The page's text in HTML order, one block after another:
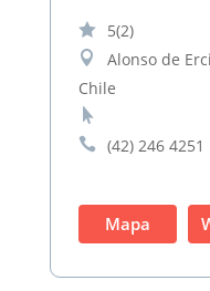
 5(2)

Alonso de
Chile


(42) 246 4251
Mapa